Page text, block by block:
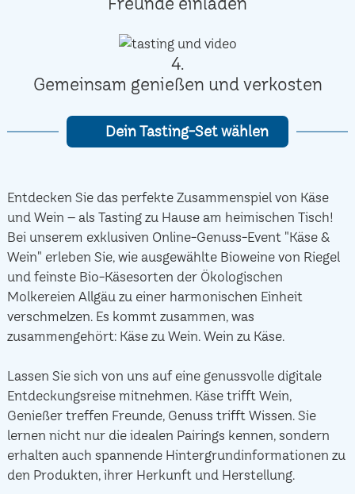
4.
Gemeinsam genießen und verkosten
Dein Tasting-Set wählen
Entdecken Sie das perfekte Zusammenspiel von Käse
und Wein – als Tasting zu Hause am heimischen Tisch!
Bei unserem exklusiven Online-Genuss-Event "Käse &
Wein" erleben Sie, wie ausgewählte Bioweine von Riegel
und feinste Bio-Käsesorten der Ökologischen
Molkereien Allgäu zu einer harmonischen Einheit
verschmelzen. Es kommt zusammen, was
zusammengehört: Käse zu Wein. Wein zu Käse.
Lassen Sie sich von uns auf eine genussvolle digitale
Entdeckungsreise mitnehmen. Käse trifft Wein,
Genießer treffen Freunde, Genuss trifft Wissen. Sie
lernen nicht nur die idealen Pairings kennen, sondern
erhalten auch spannende Hintergrundinformationen zu
den Produkten, ihrer Herkunft und Herstellung.